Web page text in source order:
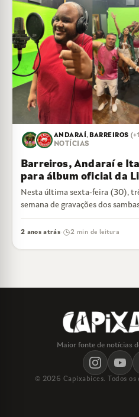
ANDARAÍ , BARREIROS
NOTÍCIAS
Barreiros, Andaraí e
para álbum oficial da
Nesta última sexta-feira (30),
semana de gravações dos
Barreiros foi…
2 anos atrás· 2 min de leitura
Maior fonte de notícias
© 2026 Capixabices. Todos os